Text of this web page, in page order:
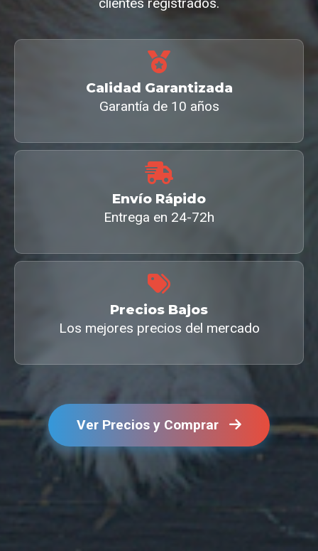
clientes registrados.
Calidad Garantizada
Garantía de 10 años
Envío Rápido
Entrega en 24-72h
Precios Bajos
Los mejores precios del mercado
Ver Precios y Comprar